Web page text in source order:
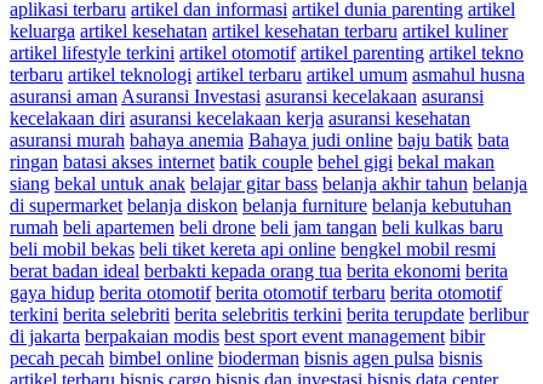
aplikasi terbaru artikel dan informasi artikel dunia parenting artikel
keluarga artikel kesehatan artikel kesehatan terbaru artikel kuliner
artikel lifestyle terkini artikel otomotif artikel parenting artikel tekno
terbaru artikel teknologi artikel terbaru artikel umum asmahul husna
asuransi aman Asuransi Investasi asuransi kecelakaan asuransi
kecelakaan diri asuransi kecelakaan kerja asuransi kesehatan
asuransi murah bahaya anemia Bahaya judi online baju batik bata
ringan batasi akses internet batik couple behel gigi bekal makan
siang bekal untuk anak belajar gitar bass belanja akhir tahun belanja
di supermarket belanja diskon belanja furniture belanja kebutuhan
rumah beli apartemen beli drone beli jam tangan beli kulkas baru
beli mobil bekas beli tiket kereta api online bengkel mobil resmi
berat badan ideal berbakti kepada orang tua berita ekonomi berita
gaya hidup berita otomotif berita otomotif terbaru berita otomotif
terkini berita selebriti berita selebritis terkini berita terupdate berlibur
di jakarta berpakaian modis best sport event management bibir
pecah pecah bimbel online bioderman bisnis agen pulsa bisnis
artikel terbaru bisnis cargo bisnis dan investasi bisnis data center